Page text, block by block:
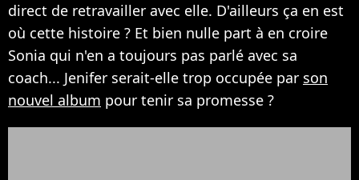
direct de retravailler avec elle. D'ailleurs ça en est
où cette histoire ? Et bien nulle part à en croire
Sonia qui n'en a toujours pas parlé avec sa
coach... Jenifer serait-elle trop occupée par son
nouvel album pour tenir sa promesse ?